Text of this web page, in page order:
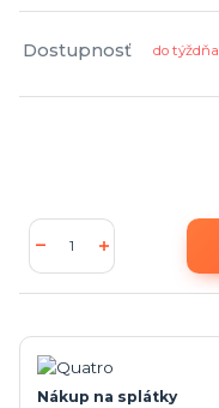
Dostupnosť do týždňa
Nákup na splátky